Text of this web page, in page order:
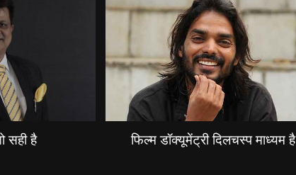
सही है फिल्म डॉक्यूमेंट्री दिलचस्प माध्यम है